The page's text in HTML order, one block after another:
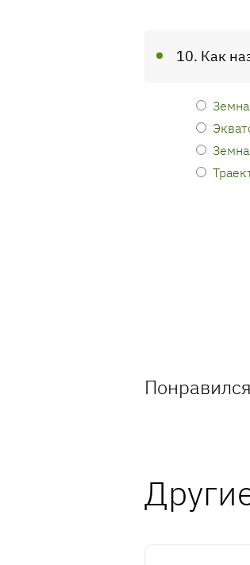
10. Как